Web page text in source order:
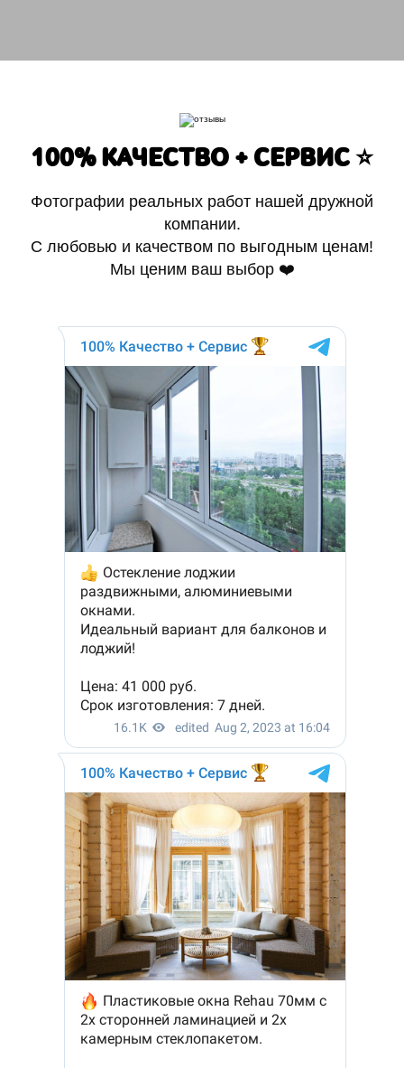
100% КАЧЕСТВО + СЕРВИС ⭐️
Фотографии реальных работ нашей дружной
компании.
С любовью и качеством по выгодным ценам!
Мы ценим ваш выбор ❤️